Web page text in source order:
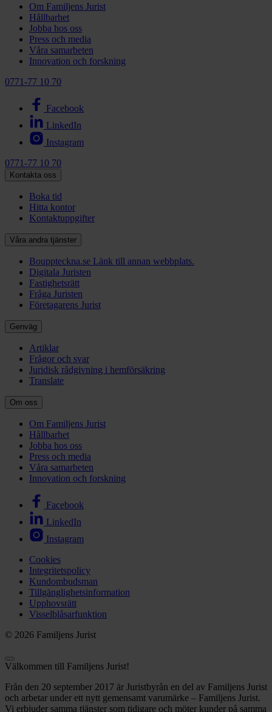
Om Familjens Jurist
Hållbarhet
Jobba hos oss
Press och media
Våra samarbeten
Innovation och forskning
0771-77 10 70
Facebook
LinkedIn
Instagram
0771-77 10 70
Kontakta oss
Boka tid
Hitta kontor
Kontaktuppgifter
Våra andra tjänster
Bouppteckna.se Länk till annan webbplats.
Digitala Juristen
Fastighetsrätt
Fråga Juristen
Företagarens Jurist
Genväg
Artiklar
Frågor och svar
Juridisk rådgivning i hemförsäkring
Translate
Om oss
Om Familjens Jurist
Hållbarhet
Jobba hos oss
Press och media
Våra samarbeten
Innovation och forskning
Facebook
LinkedIn
Instagram
Cookies
Integritetspolicy
Kundombudsman
Tillgänglighetsinformation
Upphovsrätt
Visselblåsarfunktion
© 2026 Familjens Jurist
Välkommen till Familjens Jurist!
Från den 20 september 2017 är Juristbyrån en del av Familjens Jurist
och arbetar under ett nytt gemensamt varumärke – Familjens Jurist.
Vi erbjuder samma tjänster som tidigare och möter kunder på samma